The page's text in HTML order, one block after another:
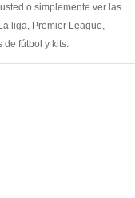
o simplemente ver las
liga, Premier League,
fútbol y kits.
deportiva más grande de
club de fútbol, ​​kits
bajos!
Diseños de fútbol